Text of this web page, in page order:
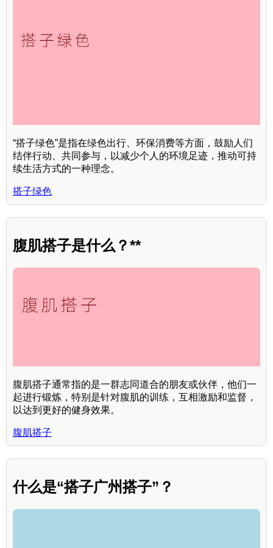
“搭子绿色”是指在绿色出行、环保消费等方面，鼓励人们
结伴行动、共同参与，以减少个人的环境足迹，推动可持
续生活方式的一种理念。
搭子绿色
腹肌搭子是什么？**
腹肌搭子通常指的是一群志同道合的朋友或伙伴，他们一
起进行锻炼，特别是针对腹肌的训练，互相激励和监督，
以达到更好的健身效果。
腹肌搭子
什么是“搭子广州搭子”？